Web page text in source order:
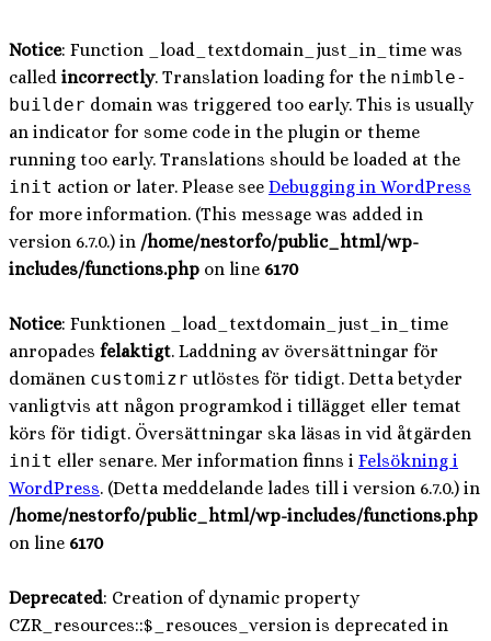
Notice: Function _load_textdomain_just_in_time was
called incorrectly. Translation loading for the nimble-
builder domain was triggered too early. This is usually
an indicator for some code in the plugin or theme
running too early. Translations should be loaded at the
init action or later. Please see Debugging in WordPress
for more information. (This message was added in
version 6.7.0.) in /home/nestorfo/public_html/wp-
includes/functions.php on line 6170
Notice: Funktionen _load_textdomain_just_in_time
anropades felaktigt. Laddning av översättningar för
domänen customizr utlöstes för tidigt. Detta betyder
vanligtvis att någon programkod i tillägget eller temat
körs för tidigt. Översättningar ska läsas in vid åtgärden
init eller senare. Mer information finns i Felsökning i
WordPress. (Detta meddelande lades till i version 6.7.0.) in
/home/nestorfo/public_html/wp-includes/functions.php
on line 6170
Deprecated: Creation of dynamic property
CZR_resources::$_resouces_version is deprecated in